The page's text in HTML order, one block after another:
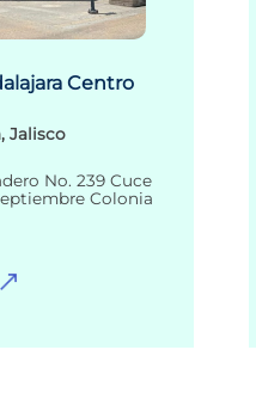
Centro
Jalisco
No. 239 Cuce
Colonia